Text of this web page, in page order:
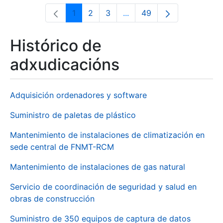
Páxina
1 Páxina
2 Páxina
3 ...Páxinas intermedias Use
Páxina
49
Histórico de
adxudicacións
Adquisición ordenadores y software
Suministro de paletas de plástico
Mantenimiento de instalaciones de climatización en
sede central de FNMT-RCM
Mantenimiento de instalaciones de gas natural
Servicio de coordinación de seguridad y salud en
obras de construcción
Suministro de 350 equipos de captura de datos